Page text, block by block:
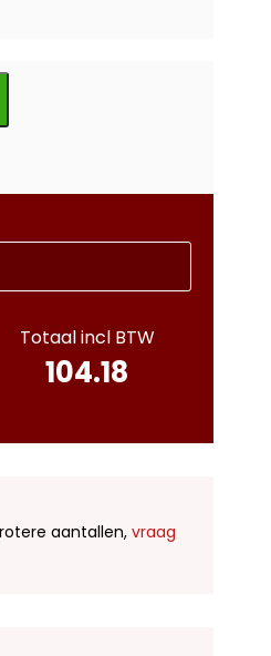
Totaal incl BTW
104.18
aantallen, vraag